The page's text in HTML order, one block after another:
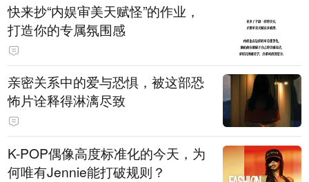
快来抄“内娱审美天赋怪”的作业，
打造你的专属氛围感
亲密关系中的爱与恐惧，被这部恐
怖片诠释得淋漓尽致
K-POP偶像高度标准化的今天，为
何唯有Jennie能打破规则？